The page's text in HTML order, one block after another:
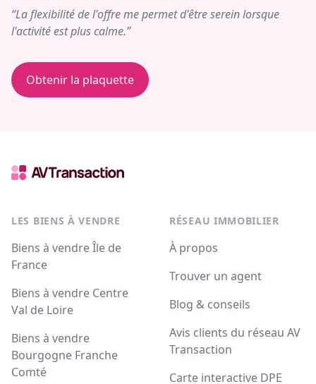
“La flexibilité de l'offre me permet d'être serein lorsque
l'activité est plus calme.”
Obtenir la plaquette
LES BIENS À VENDRE
Biens à vendre Île de
France
Biens à vendre Centre
Val de Loire
Biens à vendre
Bourgogne Franche
Comté
RÉSEAU IMMOBILIER
À propos
Trouver un agent
Blog & conseils
Avis clients du réseau AV
Transaction
Carte interactive DPE